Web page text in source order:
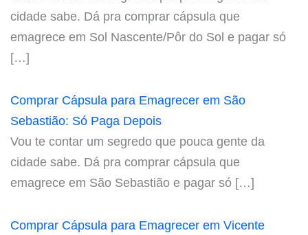
cidade sabe. Dá pra comprar cápsula que
emagrece em Sol Nascente/Pôr do Sol e pagar só
[…]
Comprar Cápsula para Emagrecer em São
Sebastião: Só Paga Depois
Vou te contar um segredo que pouca gente da
cidade sabe. Dá pra comprar cápsula que
emagrece em São Sebastião e pagar só […]
Comprar Cápsula para Emagrecer em Vicente